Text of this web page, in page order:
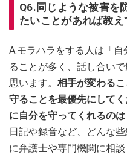
Q6.同じような被害を
たいことがあれば教
A.モラハラをする人は「
ることが多く、話し合い
思います。 相手が変わる
守ることを最優先にして
に自分を守ってくれるのは
日記や録音など、どんな
に弁護士や専門機関に相